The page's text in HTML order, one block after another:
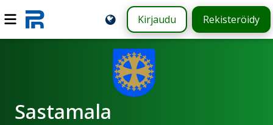
Kirjaudu Rekisteröidy
Sastamala